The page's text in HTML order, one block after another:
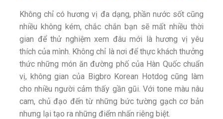
Không chỉ có hương vị đa dạng, phần nước sốt cũng
nhiều không kém, chắc chắn bạn sẽ mất nhiều thời
gian để thử nghiệm xem đâu mới là hương vị yêu
thích của mình. Không chỉ là nơi để thực khách thưởng
thức những món ăn đường phố của Hàn Quốc chuẩn
vị, không gian của Bigbro Korean Hotdog cũng làm
cho nhiều người cảm thấy gần gũi. Với tone màu nâu
cam, chủ đạo đến từ những bức tường gạch cơ bản
nhưng lại tạo ra những điểm nhấn riêng biệt.